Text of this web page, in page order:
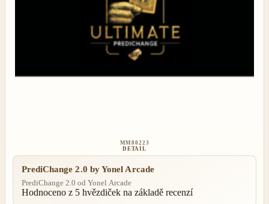
MM80223
DETAIL
PrediChange 2.0 by Yonel Arcade
PrediChange 2.0 od Yonel Arcade
Hodnoceno z 5 hvězdiček na základě recenzí